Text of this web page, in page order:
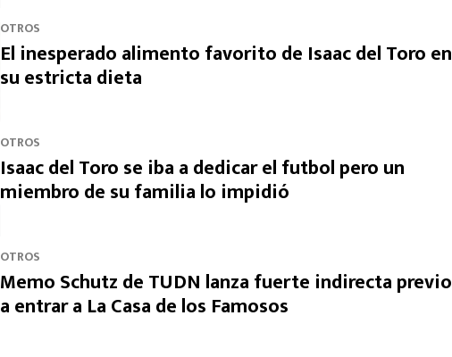
OTROS
El inesperado alimento favorito de Isaac del Toro en
su estricta dieta
OTROS
Isaac del Toro se iba a dedicar el futbol pero un
miembro de su familia lo impidió
OTROS
Memo Schutz de TUDN lanza fuerte indirecta previo
a entrar a La Casa de los Famosos